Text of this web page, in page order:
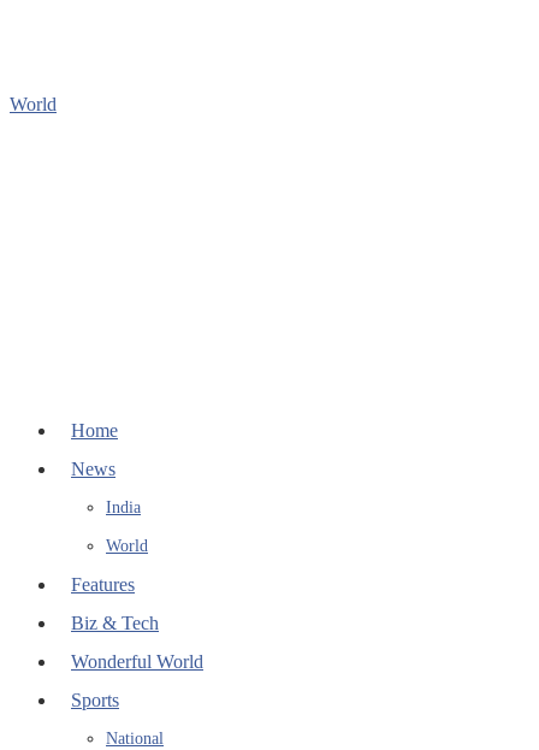
Home
News
India
World
Features
Biz & Tech
Wonderful World
Sports
National